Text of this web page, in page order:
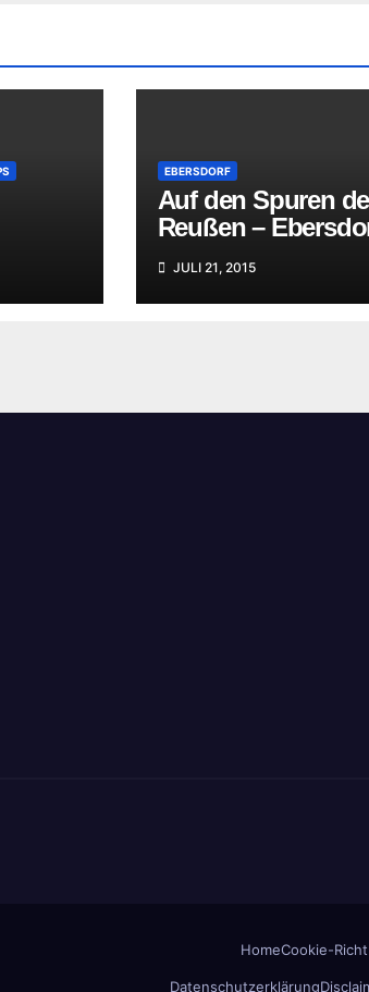
EBERSDORF
Auf den Spuren
Reußen –
JULI 21, 2015
HomeCookie-
Datenschutzerklärung